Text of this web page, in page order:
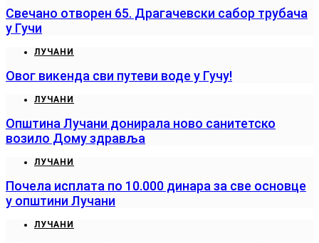
Свечано отворен 65. Драгачевски сабор трубача
у Гучи
ЛУЧАНИ
Овог викенда сви путеви воде у Гучу!
ЛУЧАНИ
Општина Лучани донирала ново санитетско
возило Дому здравља
ЛУЧАНИ
Почела исплата по 10.000 динара за све основце
у општини Лучани
ЛУЧАНИ